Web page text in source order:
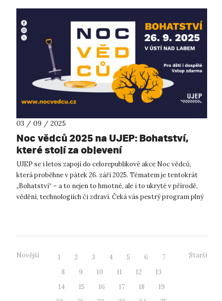
03 / 09 / 2025
Noc vědců 2025 na UJEP: Bohatství,
které stojí za objevení
UJEP se i letos zapojí do celorepublikové akce Noc vědců,
která proběhne v pátek 26. září 2025. Tématem je tentokrát
„Bohatství“ – a to nejen to hmotné, ale i to ukryté v přírodě,
vědění, technologiích či zdraví. Čeká vás pestrý program plný
Novější 1 2 3 4 5 6
7
8
9 10 11 12
13
14
15 16 17 18
19
Starší